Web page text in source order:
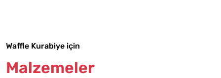
Waffle Kurabiye için
Malzemeler